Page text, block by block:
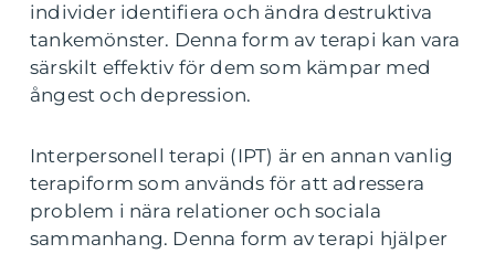
individer identifiera och ändra destruktiva
tankemönster. Denna form av terapi kan vara
särskilt effektiv för dem som kämpar med
ångest och depression.
Interpersonell terapi (IPT) är en annan vanlig
terapiform som används för att adressera
problem i nära relationer och sociala
sammanhang. Denna form av terapi hjälper